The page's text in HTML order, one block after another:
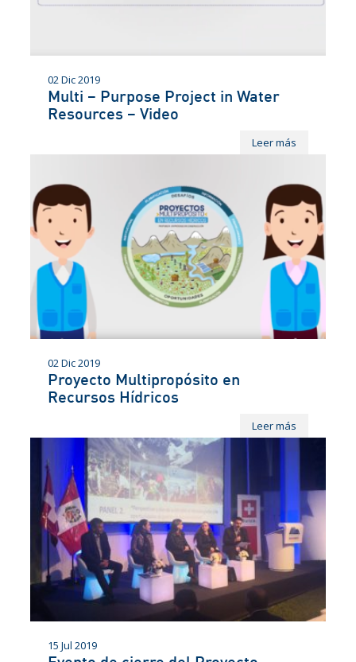
02 Dic 2019
Multi – Purpose Project in Water
Resources – Video
Leer más
02 Dic 2019
Proyecto Multipropósito en
Recursos Hídricos
Leer más
15 Jul 2019